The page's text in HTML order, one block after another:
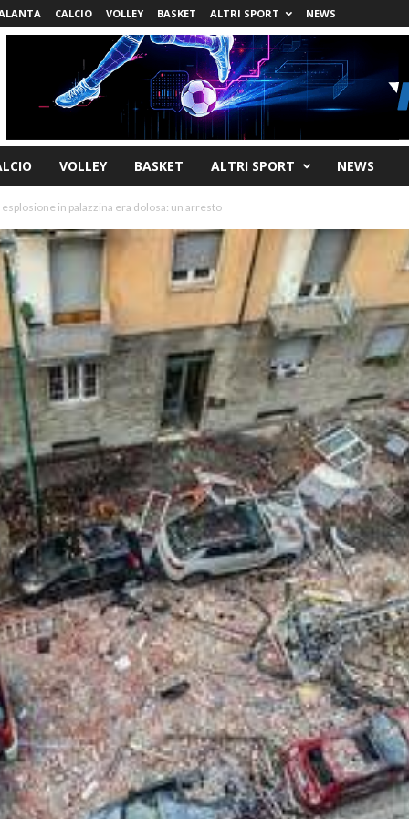
CALCIO VOLLEY BASKET ALTRI SPORT NEWS
VOLLEY BASKET ALTRI SPORT NEWS
in palazzina era dolosa: un arresto